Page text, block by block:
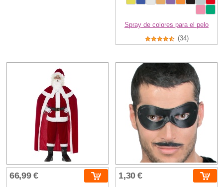
Spray de colores para el pelo
(34)
66,99 € 1,30 €